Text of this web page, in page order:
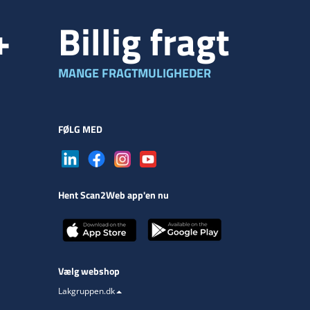
Billig fragt
MANGE FRAGTMULIGHEDER
FØLG MED
Hent Scan2Web app'en nu
Vælg webshop
Lakgruppen.dk